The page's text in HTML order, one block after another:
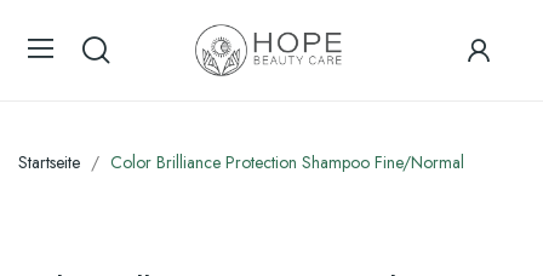
Startseite Color Brilliance Protection Shampoo Fine/Normal